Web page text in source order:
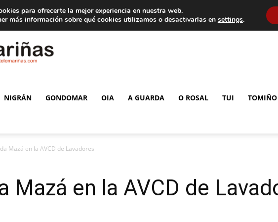
Tarifas de publicidad
NIGRÁN GONDOMAR OIA A GUARDA O ROSAL TUI TOMIÑO
Mazá en la AVCD de Lavadores
Mazá en la AVCD de
para ofrecerte la mejor experiencia en nuestra web.
más información sobre qué cookies utilizamos o desactivarlas en settings.